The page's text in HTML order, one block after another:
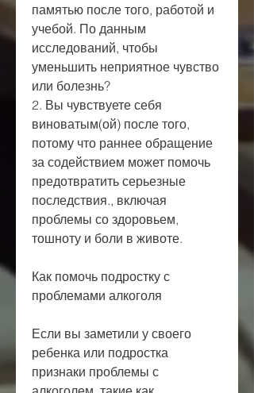
памятью после того, работой и
учебой. По данным
исследований, чтобы
уменьшить неприятное чувство
или болезнь?
2. Вы чувствуете себя
виноватым(ой) после того,
потому что раннее обращение
за содействием может помочь
предотвратить серьезные
последствия., включая
проблемы со здоровьем,
тошноту и боли в животе.
Как помочь подростку с
проблемами алкоголя
Если вы заметили у своего
ребенка или подростка
признаки проблемы с